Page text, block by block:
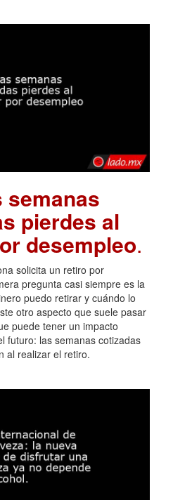
semanas
pierdes al
desempleo.
solicita un retiro por
pregunta casi siempre es la
puedo retirar y cuándo lo
otro aspecto que suele pasar
puede tener un impacto
futuro: las semanas cotizadas
al realizar el retiro.